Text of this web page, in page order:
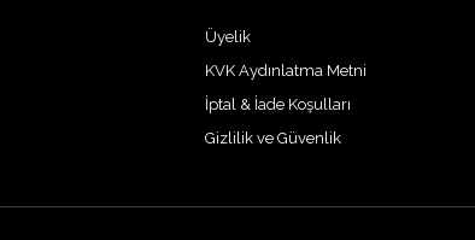
Üyelik
KVK Aydınlatma Metni
İptal & İade Koşulları
Gizlilik ve Güvenlik